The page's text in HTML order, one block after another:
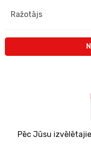
Ražotājs
Pēc Jūsu